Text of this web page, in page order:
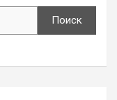
Поиск